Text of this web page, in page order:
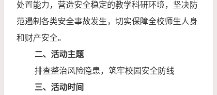
处置能力，营造安全稳定的教学科研环境，坚决防
范遏制各类安全事故发生，切实保障全校师生人身
和财产安全。
二、活动主题
排查整治风险隐患，筑牢校园安全防线
三、活动时间